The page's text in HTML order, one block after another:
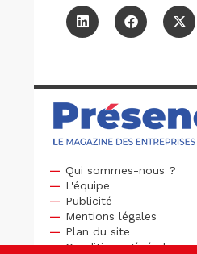
Qui sommes-nous ?
L'équipe
Publicité
Mentions légales
Plan du site
Conditions générales